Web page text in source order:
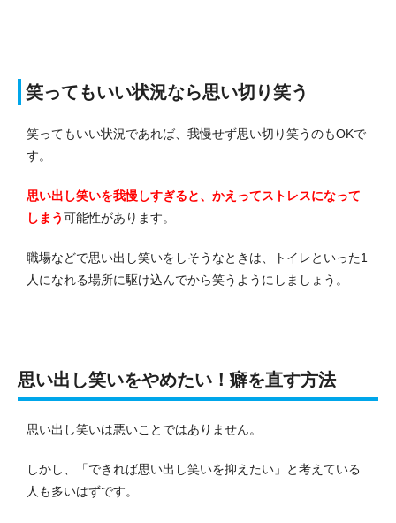
笑ってもいい状況なら思い切り笑う
笑ってもいい状況であれば、我慢せず思い切り笑うのもOKで
す。
思い出し笑いを我慢しすぎると、かえってストレスになって
しまう可能性があります。
職場などで思い出し笑いをしそうなときは、トイレといった1
人になれる場所に駆け込んでから笑うようにしましょう。
思い出し笑いをやめたい！癖を直す方法
思い出し笑いは悪いことではありません。
しかし、「できれば思い出し笑いを抑えたい」と考えている
人も多いはずです。